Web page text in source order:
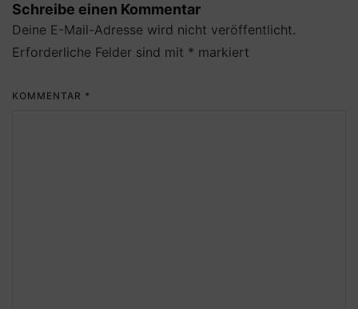
Schreibe einen Kommentar
Deine E-Mail-Adresse wird nicht veröffentlicht.
Erforderliche Felder sind mit * markiert
KOMMENTAR *